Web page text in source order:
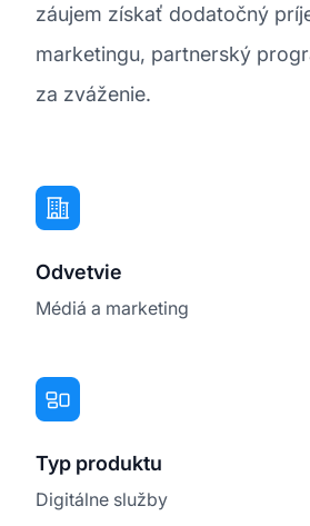
záujem získať dodatočný
marketingu, partnerský
za zváženie.
Odvetvie
Médiá a marketing
Typ produktu
Digitálne služby